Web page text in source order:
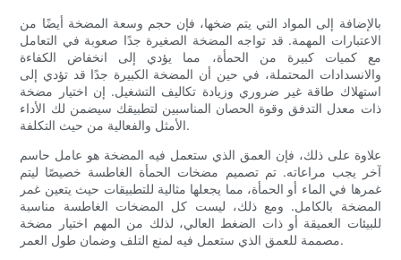
بالإضافة إلى المواد التي يتم ضخها، فإن حجم وسعة المضخة أيضًا من
الاعتبارات المهمة. قد تواجه المضخة الصغيرة جدًا صعوبة في التعامل
مع كميات كبيرة من الحمأة، مما يؤدي إلى انخفاض الكفاءة
والانسدادات المحتملة، في حين أن المضخة الكبيرة جدًا قد تؤدي إلى
استهلاك طاقة غير ضروري وزيادة تكاليف التشغيل. إن اختيار مضخة
ذات معدل التدفق وقوة الحصان المناسبين لتطبيقك سيضمن لك الأداء
الأمثل والفعالية من حيث التكلفة.
علاوة على ذلك، فإن العمق الذي ستعمل فيه المضخة هو عامل حاسم
آخر يجب مراعاته. تم تصميم مضخات الحمأة الغاطسة خصيصًا ليتم
غمرها في الماء أو الحمأة، مما يجعلها مثالية للتطبيقات حيث يتعين غمر
المضخة بالكامل. ومع ذلك، ليست كل المضخات الغاطسة مناسبة
للبيئات العميقة أو ذات الضغط العالي، لذلك من المهم اختيار مضخة
مصممة للعمق الذي ستعمل فيه لمنع التلف وضمان طول العمر.